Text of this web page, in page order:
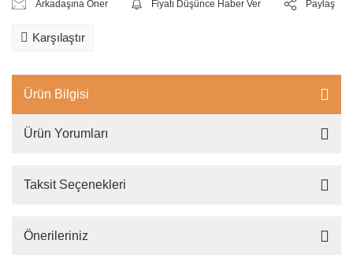
Arkadaşına Öner Fiyatı Düşünce Haber Ver Paylaş
Karşılaştır
Ürün Bilgisi
Ürün Yorumları
Taksit Seçenekleri
Önerileriniz